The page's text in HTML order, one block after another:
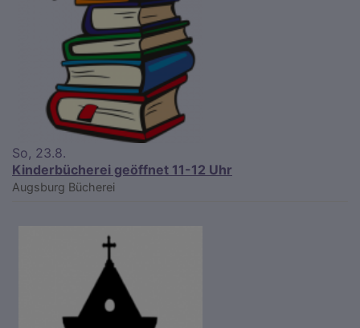
So, 23.8.
Kinderbücherei geöffnet 11-12 Uhr
Augsburg Bücherei